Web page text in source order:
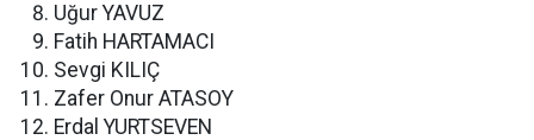
Uğur YAVUZ
Fatih HARTAMACI
Sevgi KILIÇ
Zafer Onur ATASOY
Erdal YURTSEVEN